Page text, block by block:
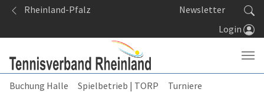
Springe zum Seiteninhalt
Rheinland-Pfalz
Newsletter
Login
Buchung Halle Spielbetrieb | TORP
Turniere